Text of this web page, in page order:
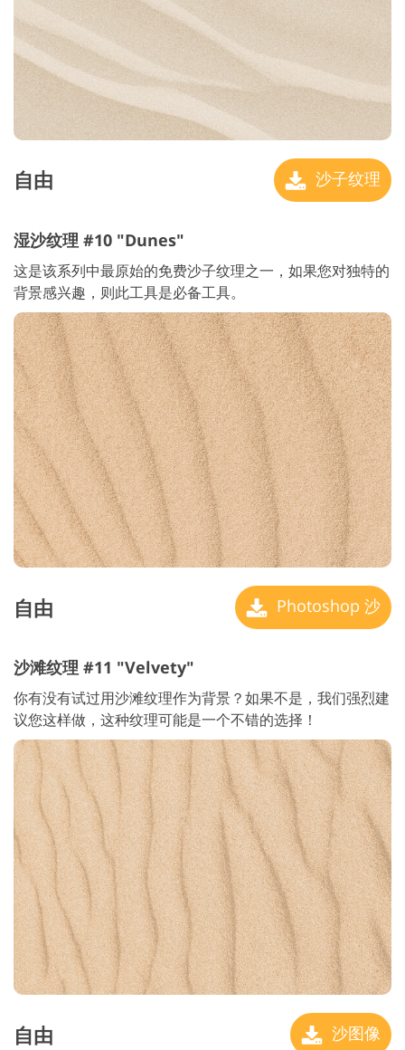
自由 沙子纹理
湿沙纹理 #10 "Dunes"
这是该系列中最原始的免费沙子纹理之一，如果您对独特的
背景感兴趣，则此工具是必备工具。
自由 Photoshop 沙
沙滩纹理 #11 "Velvety"
你有没有试过用沙滩纹理作为背景？如果不是，我们强烈建
议您这样做，这种纹理可能是一个不错的选择！
自由 沙图像